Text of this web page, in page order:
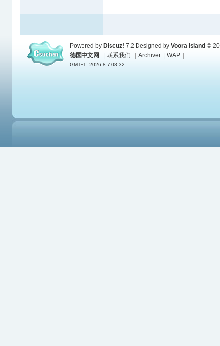
Powered by Discuz! 7.2 Designed by Voora Island ©
德国中文网
联系我们 Archiver WAP
GMT+1, 2026-8-7 08:32.